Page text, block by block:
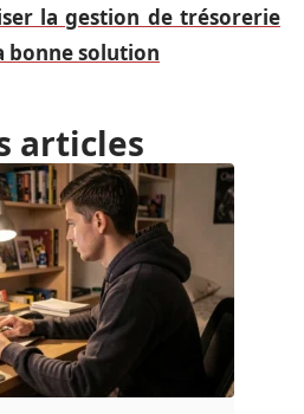
la gestion de trésorerie
bonne solution
articles